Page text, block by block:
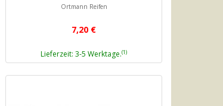
Ortmann Reifen
7,20 €
Lieferzeit: 3-5 Werktage.(1)